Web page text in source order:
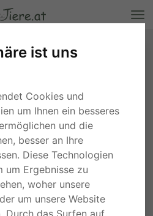
ist uns
Cookies und
um Ihnen ein besseres
und die
besser an Ihre
Diese Technologien
um Ergebnisse zu
woher unsere
um unsere Website